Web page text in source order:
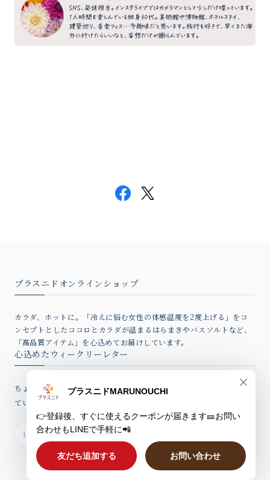
プラスニドオンラインショップ
カラダ、ホットに。「冷えに悩む女性の体感温度を2度上げる」をコ
ンセプトとしたココロとカラダが温まるはらまきやバスソルトなど、
「高品質アイテム」を心込めてお届けしています。
心込めたウィークリーレター
ちょっとしたお話、新製品情報やお得なクーポンを心込めてお届けし
ていますのでぜひご登録ください。